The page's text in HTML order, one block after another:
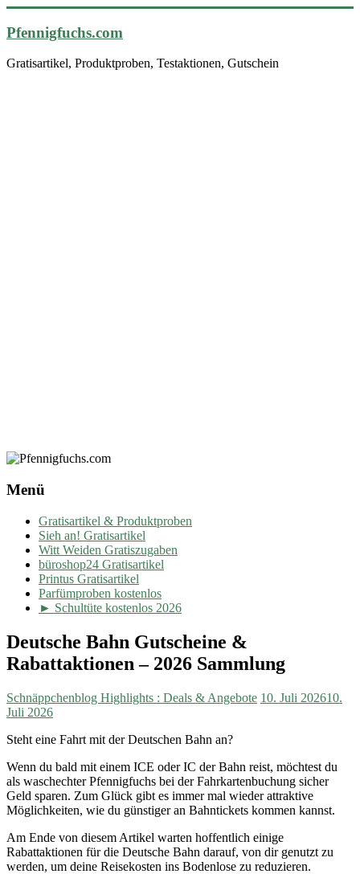
Pfennigfuchs.com
Gratisartikel, Produktproben, Testaktionen, Gutschein
Menü
Gratisartikel & Produktproben
Sieh an! Gratisartikel
Witt Weiden Gratiszugaben
büroshop24 Gratisartikel
Printus Gratisartikel
Parfümproben kostenlos
► Schultüte kostenlos 2026
Deutsche Bahn Gutscheine &
Rabattaktionen – 2026 Sammlung
Schnäppchenblog Highlights : Deals & Angebote 10. Juli 202610.
Juli 2026
Steht eine Fahrt mit der Deutschen Bahn an?
Wenn du bald mit einem ICE oder IC der Bahn reist, möchtest du
als waschechter Pfennigfuchs bei der Fahrkartenbuchung sicher
Geld sparen. Zum Glück gibt es immer mal wieder attraktive
Möglichkeiten, wie du günstiger an Bahntickets kommen kannst.
Am Ende von diesem Artikel warten hoffentlich einige
Rabattaktionen für die Deutsche Bahn darauf, von dir genutzt zu
werden, um deine Reisekosten ins Bodenlose zu reduzieren.